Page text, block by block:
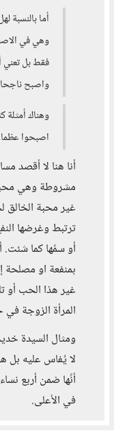
أما بالنسبة
وهي في الاصل
فقط بل
واصبح
وهناك أمثلة
اصبحوا
أنا هنا لا أقصد
مشروطة وهي
غير محبة الخالق
ترتبط وغرضها
أو سمًها كما
بمنفعة او مصلحة
غير هذا الحب أو
المرأة الزوجة
ومثال السيدة
لا يُفاس عليه بل
أنًها ضمن أربع
في الأعلى.